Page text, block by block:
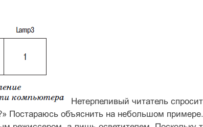
Нетерпеливый читатель
Постараюсь объяснить на небольшом